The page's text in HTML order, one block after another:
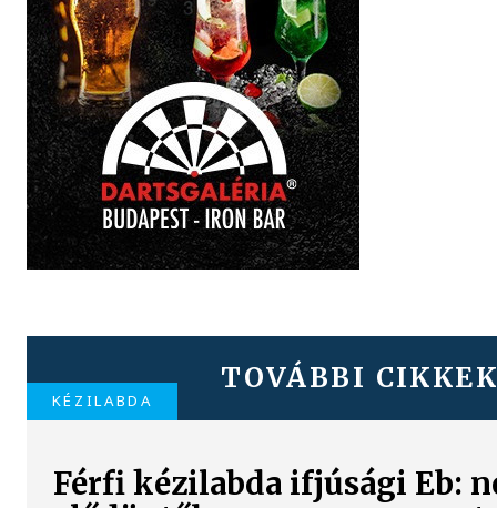
TOVÁBBI CIKKEK
KÉZILABDA
Férfi kézilabda ifjúsági Eb: